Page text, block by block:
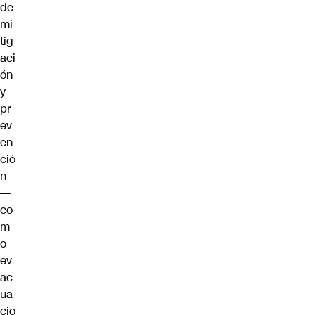
de
mi
tig
aci
ón
y
pr
ev
en
ció
n
—
co
m
o
ev
ac
ua
cio